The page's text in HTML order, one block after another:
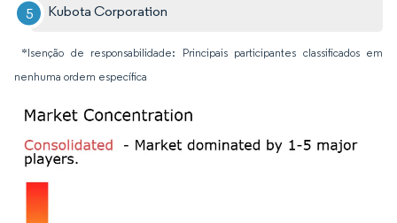
Kubota Corporation
*Isenção de responsabilidade: Principais participantes classificados em
nenhuma ordem específica